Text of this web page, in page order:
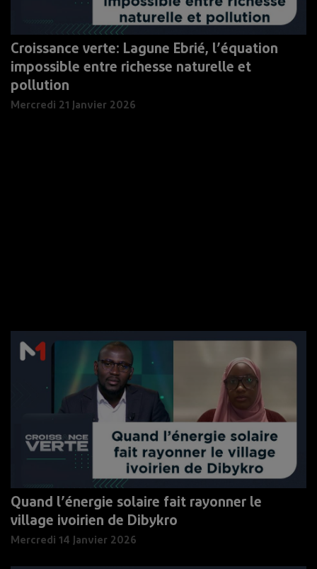
Croissance verte: Lagune Ebrié, l’équation
impossible entre richesse naturelle et
pollution
Mercredi 21 Janvier 2026
Quand l’énergie solaire fait rayonner le
village ivoirien de Dibykro
Mercredi 14 Janvier 2026